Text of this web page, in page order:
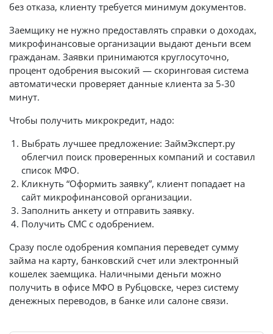
без отказа, клиенту требуется минимум документов.
Заемщику не нужно предоставлять справки о доходах,
микрофинансовые организации выдают деньги всем
гражданам. Заявки принимаются круглосуточно,
процент одобрения высокий — скоринговая система
автоматически проверяет данные клиента за 5-30
минут.
Чтобы получить микрокредит, надо:
Выбрать лучшее предложение: ЗаймЭксперт.ру
облегчил поиск проверенных компаний и составил
список МФО.
Кликнуть “Оформить заявку”, клиент попадает на
сайт микрофинансовой организации.
Заполнить анкету и отправить заявку.
Получить СМС с одобрением.
Сразу после одобрения компания переведет сумму
займа на карту, банковский счет или электронный
кошелек заемщика. Наличными деньги можно
получить в офисе МФО в Рубцовске, через систему
денежных переводов, в банке или салоне связи.